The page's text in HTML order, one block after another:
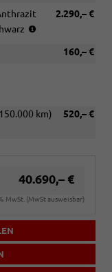
R19)2.290,– €
160,– €
520,– €
km)
40.690,– €
MwSt. (MwSt ausweisbar)